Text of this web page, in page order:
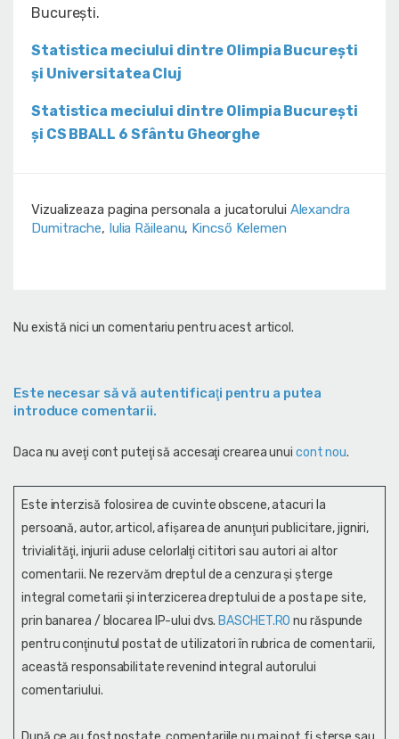
Bucureşti.
Statistica meciului dintre Olimpia Bucureşti
şi Universitatea Cluj
Statistica meciului dintre Olimpia Bucureşti
şi CS BBALL 6 Sfântu Gheorghe
Vizualizeaza pagina personala a jucatorului Alexandra
Dumitrache, Iulia Răileanu, Kincső Kelemen
Nu există nici un comentariu pentru acest articol.
Este necesar să vă autentificaţi pentru a putea
introduce comentarii.
Daca nu aveţi cont puteţi să accesaţi crearea unui cont nou.
Este interzisă folosirea de cuvinte obscene, atacuri la
persoană, autor, articol, afişarea de anunţuri publicitare, jigniri,
trivialităţi, injurii aduse celorlalţi cititori sau autori ai altor
comentarii. Ne rezervăm dreptul de a cenzura și şterge
integral cometarii și interzicerea dreptului de a posta pe site,
prin banarea / blocarea IP-ului dvs.BASCHET.RO nu răspunde
pentru conţinutul postat de utilizatori în rubrica de comentarii,
această responsabilitate revenind integral autorului
comentariului.